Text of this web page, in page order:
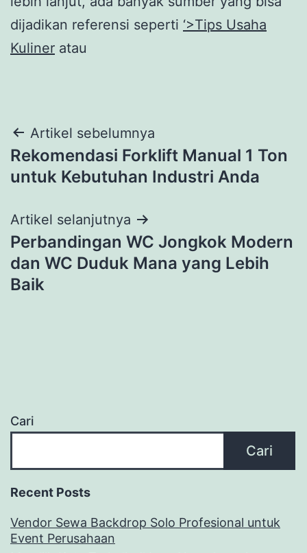
dijadikan referensi seperti ‘>Tips Usaha
Kuliner atau
Navigasi
pos
Artikel sebelumnya
Rekomendasi Forklift Manual 1 Ton
untuk Kebutuhan Industri Anda
Artikel selanjutnya
Perbandingan WC Jongkok Modern
dan WC Duduk Mana yang Lebih
Baik
Cari
Cari
Recent Posts
Vendor Sewa Backdrop Solo Profesional untuk
Event Perusahaan